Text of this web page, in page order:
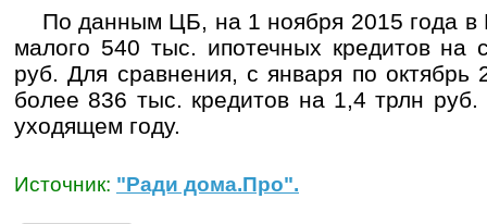
По данным ЦБ, на 1 ноября 2015 года в
малого 540 тыс. ипотечных кредитов
руб. Для сравнения, с января по октябрь
более 836 тыс. кредитов на 1,4 трлн
уходящем году.
Источник: "Ради дома.Про".